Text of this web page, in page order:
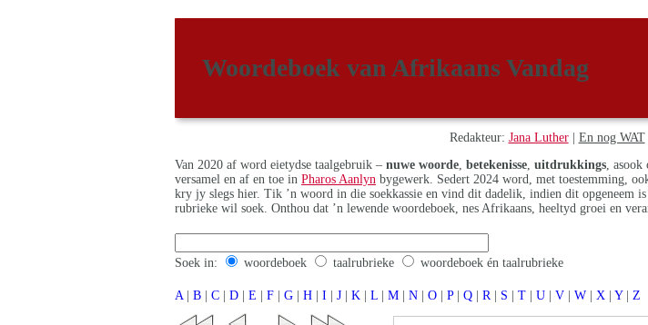
Woordeboek van Afrikaans Vandag
Redakteur: Jana Luther| En nog WAT
Van 2020 af word eietydse taalgebruik – nuwe woorde betekenisse uitdrukkings ,
versamel en af en toe in Pharos Aanlyn bygewerk. Sedert 2024 word, met toestemming,
kry jy slegs hier. Tik ’n woord in die soekkassie en vind dit dadelik, indien dit
rubrieke wil soek. Onthou dat ’n lewende woordeboek, nes Afrikaans, heeltyd groei en
Soek in: woordeboek taalrubrieke woordeboek én taalrubrieke
A | B | C | D | E | F | G | H | I | J | K | L | M | N | O | P | Q | R | S | T | U | V | W | X | Y | Z